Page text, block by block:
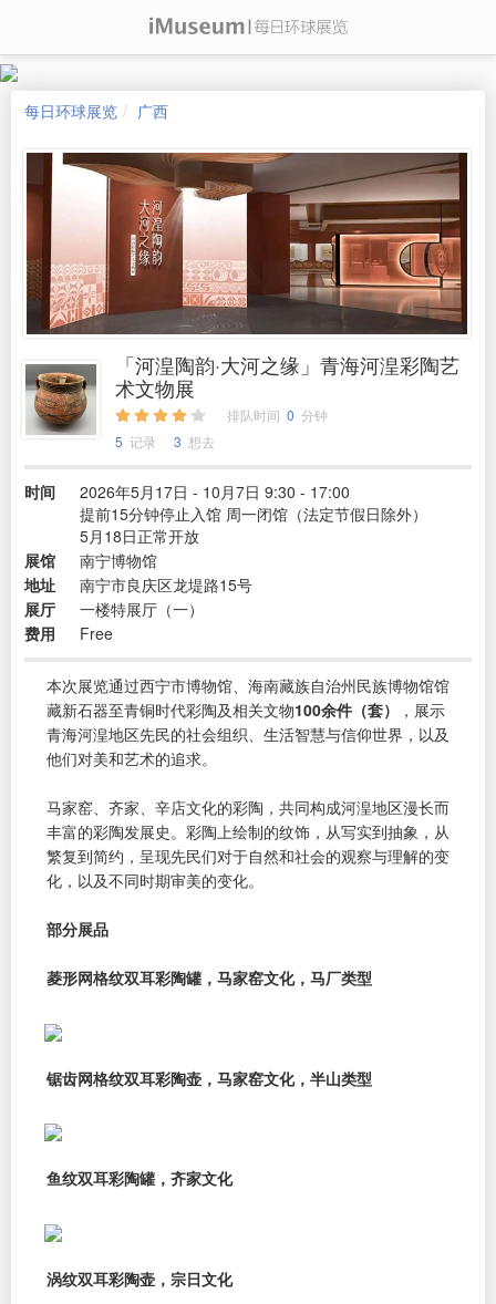
每日环球展览 广西
「河湟陶韵·大河之缘」青海河湟彩陶艺
术文物展
排队时间 0 分钟
5 记录 3 想去
时间
2026年5月17日 - 10月7日 9:30 - 17:00
提前15分钟停止入馆 周一闭馆（法定节假日除外）
5月18日正常开放
展馆
南宁博物馆
地址
南宁市良庆区龙堤路15号
展厅
一楼特展厅（一）
费用
Free
本次展览通过西宁市博物馆、海南藏族自治州民族博物馆馆
藏新石器至青铜时代彩陶及相关文物100余件（套）
，展示
青海河湟地区先民的社会组织、生活智慧与信仰世界，以及
他们对美和艺术的追求。
马家窑、齐家、辛店文化的彩陶，共同构成河湟地区漫长而
丰富的彩陶发展史。彩陶上绘制的纹饰，从写实到抽象，从
繁复到简约，呈现先民们对于自然和社会的观察与理解的变
化，以及不同时期审美的变化。
部分展品
菱形网格纹双耳彩陶罐，马家窑文化，马厂类型
锯齿网格纹双耳彩陶壶，马家窑文化，半山类型
鱼纹双耳彩陶罐，齐家文化
涡纹双耳彩陶壶，宗日文化